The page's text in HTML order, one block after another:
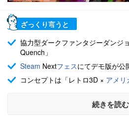
ざっくり言うと
協力型ダークファンタジーダンジ
Quench」
Steam Nextフェスにてデモ版が公
コンセプトは「レトロ3D × アメリ
続きを読む